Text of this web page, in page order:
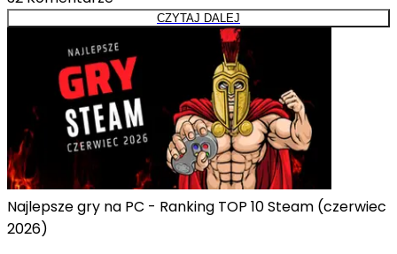
CZYTAJ DALEJ
Najlepsze gry na PC - Ranking TOP 10 Steam (czerwiec
2026)